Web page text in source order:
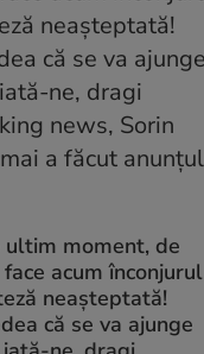
moment, de
acum înconjurul
neașteptată!
că se va ajunge